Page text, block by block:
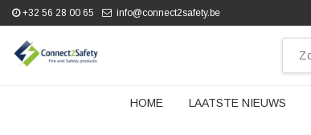
+32 56 28 00 65 info@connect2safety.be
HOME LAATSTE NIEUWS